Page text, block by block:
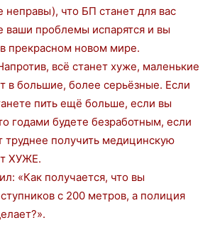
неправы), что БП станет для вас
ваши проблемы испарятся и вы
прекрасном новом мире.
всё станет хуже, маленькие
в большие, более серьёзные. Если
пить ещё больше, если вы
годами будете безработным, если
труднее получить медицинскую
ХУЖЕ.
«Как получается, что вы
с 200 метров, а полиция